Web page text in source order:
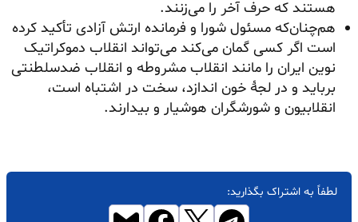
هستند که حرف آخر را می‌زنند.
هم‌چنان‌که مسئول شورا و فرمانده ارتش آزادی تأکید کرده
است اگر کسی گمان می‌کند می‌تواند انقلاب دموکراتیک
نوین ایران را مانند انقلاب مشروطه و انقلاب ضدسلطنتی
برباید و در لجهٔ خون اندازد، سخت در اشتباه است،
انقلابیون و شورشگران هوشیار و بیدارند.
لطفاً به اشتراک بگذارید: